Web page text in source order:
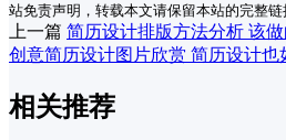
站免责声明，转载本文请保留本站的完整链
上一篇 简历设计排版方法分析 该
创意简历设计图片欣赏 简历设计也
相关推荐